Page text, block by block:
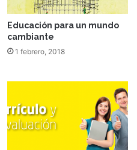
Educación para un mundo
cambiante
1 febrero, 2018